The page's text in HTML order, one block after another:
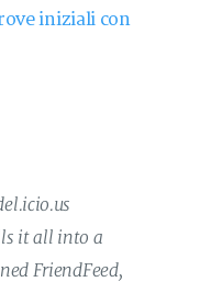
iniziali con
it all into a
FriendFeed,